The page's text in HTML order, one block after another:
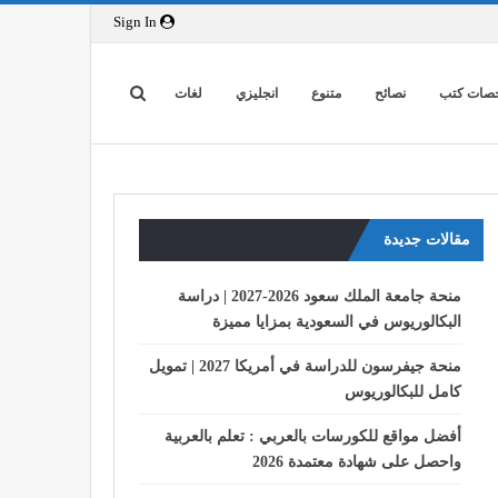
كتب نصائح متنوع انجليزي لغات
مقالات جديدة
منحة جامعة الملك سعود 2026-2027 | دراسة
البكالوريوس في السعودية بمزايا مميزة
منحة جيفرسون للدراسة في أمريكا 2027 | تمويل
كامل للبكالوريوس
أفضل مواقع للكورسات بالعربي : تعلم بالعربية
واحصل على شهادة معتمدة 2026